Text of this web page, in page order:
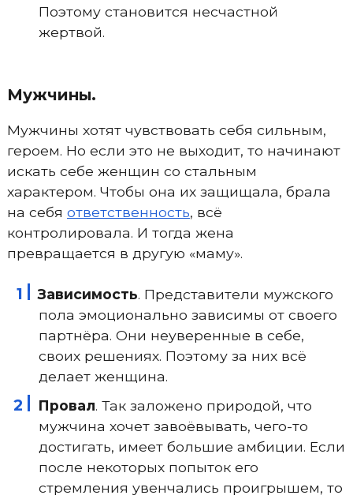
Поэтому становится несчастной
жертвой.
Мужчины.
Мужчины хотят чувствовать себя сильным,
героем. Но если это не выходит, то начинают
искать себе женщин со стальным
характером. Чтобы она их защищала, брала
на себя ответственность, всё
контролировала. И тогда жена
превращается в другую «маму».
Зависимость. Представители мужского
пола эмоционально зависимы от своего
партнёра. Они неуверенные в себе,
своих решениях. Поэтому за них всё
делает женщина.
Провал. Так заложено природой, что
мужчина хочет завоёвывать, чего-то
достигать, имеет большие амбиции. Если
после некоторых попыток его
стремления увенчались проигрышем, то